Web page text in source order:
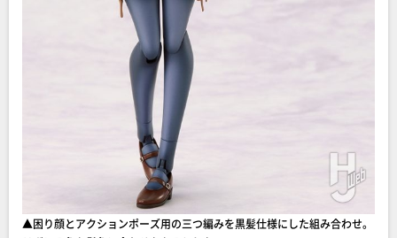
▲困り顔とアクションポーズ用の三つ編みを黒髪仕様にした組み合わせ。